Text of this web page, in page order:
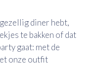
diner hebt,
te bakken of dat
gaat: met de
onze outfit